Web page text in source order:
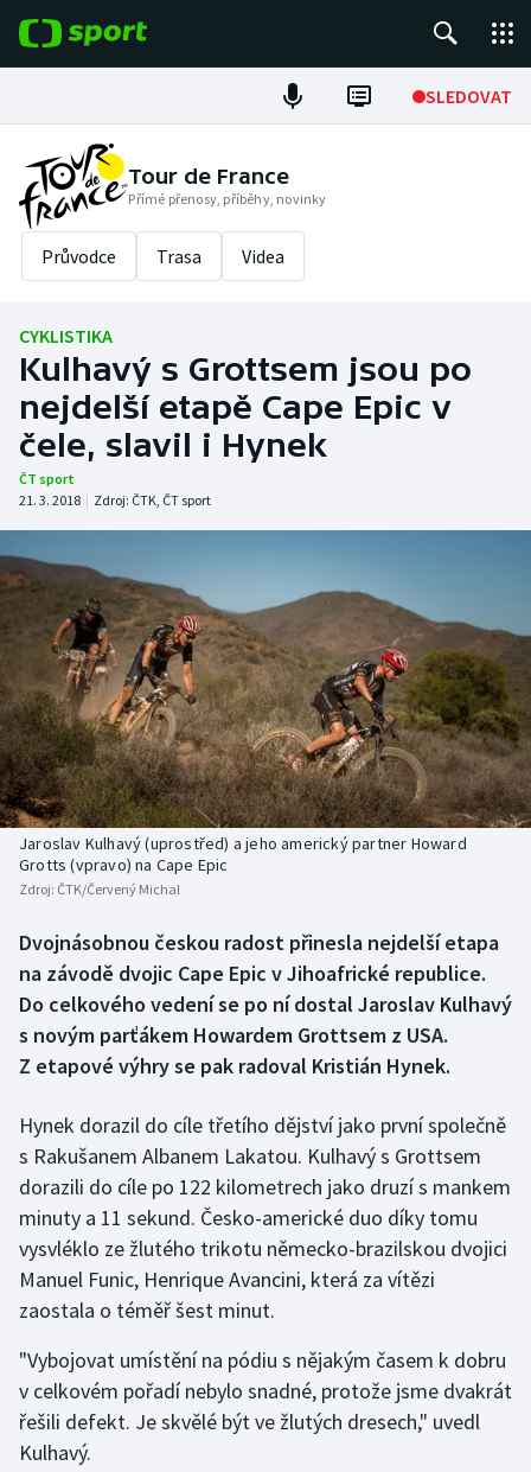
SLEDOVAT
Fotbal
Hokej
Tenis
Cyklistika
DALŠÍ SPORTY
Americký fotbal
Basketbal
Biatlon
Boby a skeleton
Box
Curling
Dostihy
Florbal
Futsal
Golf
Gymnastika
Házená
Jezdectví
Judo
Krasobruslení
Lezení
Lyže a snowboard
NEPŘEHLÉDNĚTE
Historické návraty
Aplikace ČT sport
AZ kvíz
Tour de France
Přímé přenosy, příběhy, novinky
Průvodce Trasa Videa
CYKLISTIKA
Kulhavý s Grottsem jsou po
nejdelší etapě Cape Epic v
čele, slavil i Hynek
ČT sport
21. 3. 2018 | Zdroj: ČTK, ČT sport
Jaroslav Kulhavý (uprostřed) a jeho americký partner Howard
Grotts (vpravo) na Cape Epic
Zdroj: ČTK/Červený Michal
Dvojnásobnou českou radost přinesla nejdelší etapa
na závodě dvojic Cape Epic v Jihoafrické republice.
Do celkového vedení se po ní dostal Jaroslav Kulhavý
s novým parťákem Howardem Grottsem z USA.
Z etapové výhry se pak radoval Kristián Hynek.
Hynek dorazil do cíle třetího dějství jako první společně
s Rakušanem Albanem Lakatou. Kulhavý s Grottsem
dorazili do cíle po 122 kilometrech jako druzí s mankem
minuty a 11 sekund. Česko-americké duo díky tomu
vysvléklo ze žlutého trikotu německo-brazilskou dvojici
Manuel Funic, Henrique Avancini, která za vítězi
zaostala o téměř šest minut.
"Vybojovat umístění na pódiu s nějakým časem k dobru
v celkovém pořadí nebylo snadné, protože jsme dvakrát
řešili defekt. Je skvělé být ve žlutých dresech," uvedl
Kulhavý.